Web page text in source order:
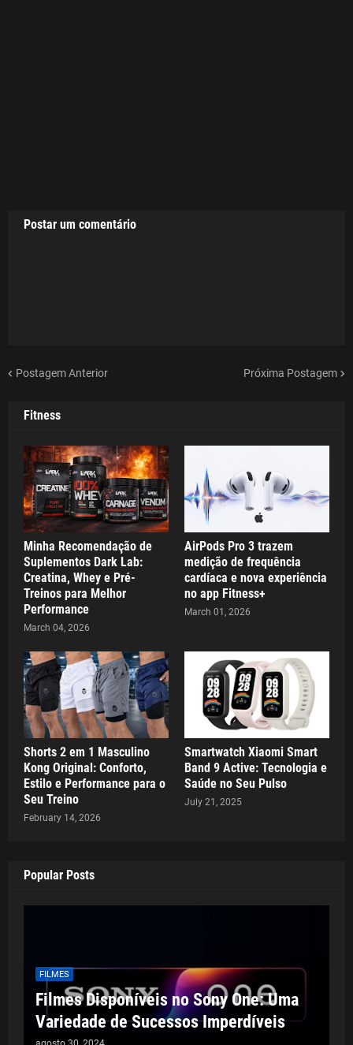
Postar um comentário
Postagem Anterior Próxima Postagem
Fitness
Minha Recomendação de
Suplementos Dark Lab:
Creatina, Whey e Pré-
Treinos para Melhor
Performance
March 04, 2026
AirPods Pro 3 trazem
medição de frequência
cardíaca e nova experiência
no app Fitness+
March 01, 2026
Shorts 2 em 1 Masculino
Kong Original: Conforto,
Estilo e Performance para o
Seu Treino
February 14, 2026
Smartwatch Xiaomi Smart
Band 9 Active: Tecnologia e
Saúde no Seu Pulso
July 21, 2025
Popular Posts
FILMES
Filmes Disponíveis no Sony One: Uma
Variedade de Sucessos Imperdíveis